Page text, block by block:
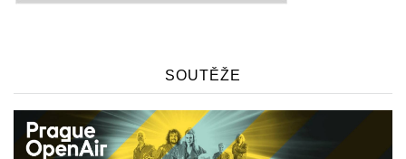
SOUTĚŽE